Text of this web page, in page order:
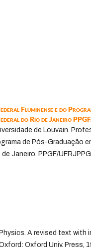
Fluminense e do
do Rio de Janeiro
de Louvain.
de Pós-Graduação
Janeiro. PPGF/
A revised text with
Oxford Univ. Press,